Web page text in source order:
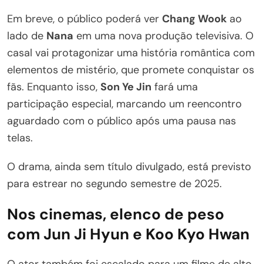
Em breve, o público poderá ver Chang Wook ao
lado de Nana em uma nova produção televisiva. O
casal vai protagonizar uma história romântica com
elementos de mistério, que promete conquistar os
fãs. Enquanto isso, Son Ye Jin fará uma
participação especial, marcando um reencontro
aguardado com o público após uma pausa nas
telas.
O drama, ainda sem título divulgado, está previsto
para estrear no segundo semestre de 2025.
Nos cinemas, elenco de peso
com Jun Ji Hyun e Koo Kyo Hwan